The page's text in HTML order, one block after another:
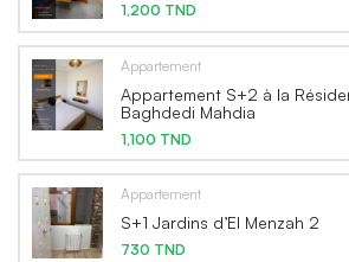
1,200 TND
Appartement
Appartement S+2 à la
Baghdedi Mahdia
1,100 TND
Appartement
S+1 Jardins d’El Menzah 2
730 TND